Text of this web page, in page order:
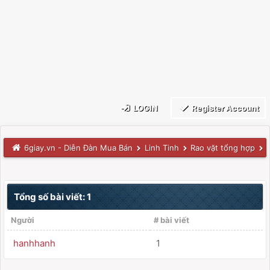
LOGIN Register Account
6giay.vn - Diễn Đàn Mua Bán Linh Tinh Rao vặt tổng hợp
Tổng số bài viết: 1
Người # bài viết
hanhhanh 1